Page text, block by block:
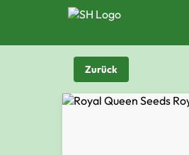
Zurück